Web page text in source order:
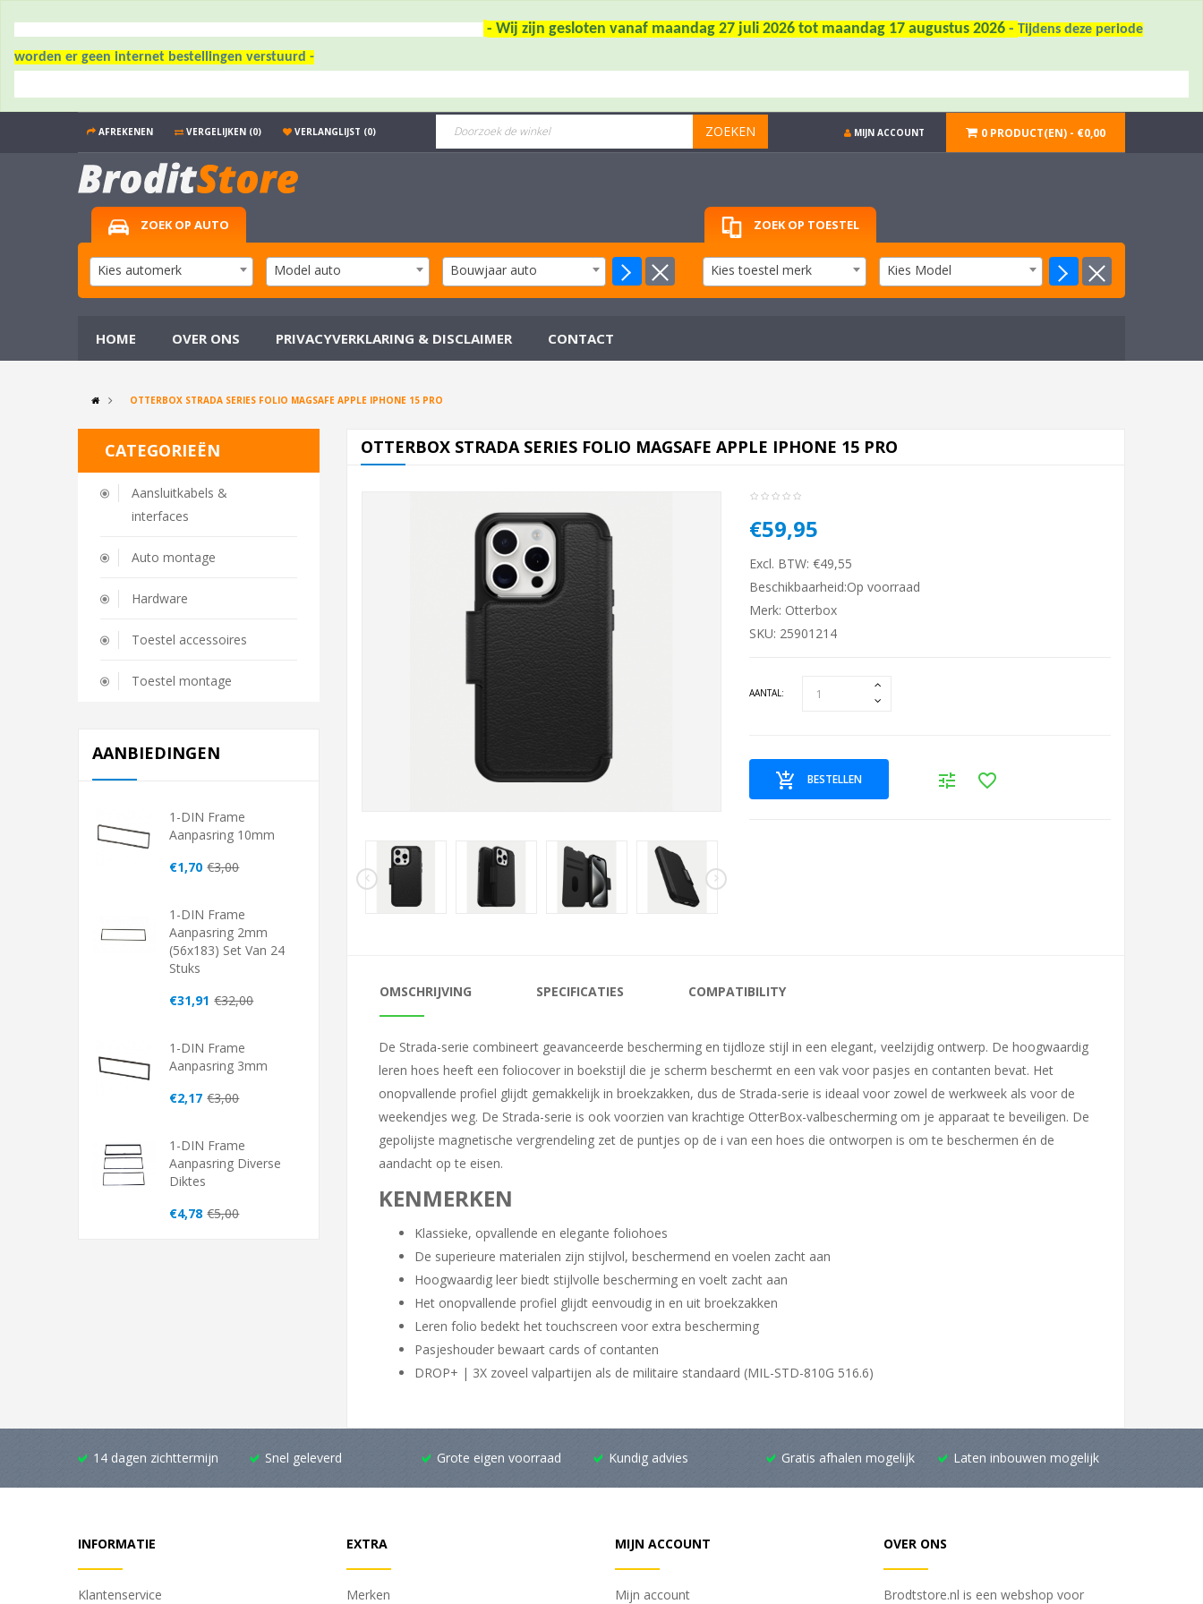
- Wij zijn gesloten vanaf maandag 27 juli 2026 tot maandag 17 augustus 2026 - Tijdens deze periode
worden er geen internet bestellingen verstuurd -
AFREKENEN VERGELIJKEN (0) VERLANGLIJST (0) ZOEKEN MIJN ACCOUNT 0 PRODUCT(EN) - €0,00
ZOEK OP AUTO
Kies automerk Model auto Bouwjaar auto
ZOEK OP TOESTEL
Kies toestel merk Kies Model
HOME OVER ONS PRIVACYVERKLARING & DISCLAIMER CONTACT
OTTERBOX STRADA SERIES FOLIO MAGSAFE APPLE IPHONE 15 PRO
CATEGORIEËN
Aansluitkabels &
interfaces
Auto montage
Hardware
Toestel accessoires
Toestel montage
AANBIEDINGEN
1-DIN Frame
Aanpasring 10mm
€1,70 €3,00
1-DIN Frame
Aanpasring 2mm
(56x183) Set Van 24
Stuks
€31,91 €32,00
1-DIN Frame
Aanpasring 3mm
€2,17 €3,00
1-DIN Frame
Aanpasring Diverse
Diktes
€4,78 €5,00
OTTERBOX STRADA SERIES FOLIO MAGSAFE APPLE IPHONE 15 PRO
€59,95
Excl. BTW: €49,55
Beschikbaarheid:Op voorraad
Merk: Otterbox
SKU: 25901214
AANTAL:
BESTELLEN
OMSCHRIJVING SPECIFICATIES COMPATIBILITY
De Strada-serie combineert geavanceerde bescherming en tijdloze stijl in een elegant, veelzijdig ontwerp. De hoogwaardig
leren hoes heeft een foliocover in boekstijl die je scherm beschermt en een vak voor pasjes en contanten bevat. Het
onopvallende profiel glijdt gemakkelijk in broekzakken, dus de Strada-serie is ideaal voor zowel de werkweek als voor de
weekendjes weg. De Strada-serie is ook voorzien van krachtige OtterBox-valbescherming om je apparaat te beveiligen. De
gepolijste magnetische vergrendeling zet de puntjes op de i van een hoes die ontworpen is om te beschermen én de
aandacht op te eisen.
KENMERKEN
Klassieke, opvallende en elegante foliohoes
De superieure materialen zijn stijlvol, beschermend en voelen zacht aan
Hoogwaardig leer biedt stijlvolle bescherming en voelt zacht aan
Het onopvallende profiel glijdt eenvoudig in en uit broekzakken
Leren folio bedekt het touchscreen voor extra bescherming
Pasjeshouder bewaart cards of contanten
DROP+ | 3X zoveel valpartijen als de militaire standaard (MIL-STD-810G 516.6)
14 dagen zichttermijn Snel geleverd Grote eigen voorraad Kundig advies Gratis afhalen mogelijk Laten inbouwen mogelijk
INFORMATIE
Klantenservice
EXTRA
Merken
MIJN ACCOUNT
Mijn account
OVER ONS
Brodtstore.nl is een webshop voor